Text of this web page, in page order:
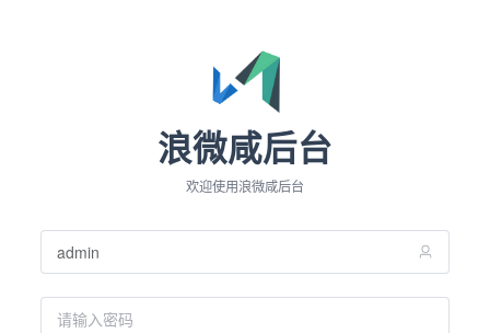
浪微咸后台
欢迎使用浪微咸后台